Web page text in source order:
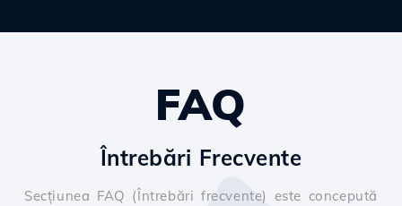
FAQ
Întrebări Frecvente
Secțiunea FAQ (Întrebări frecvente) este concepută